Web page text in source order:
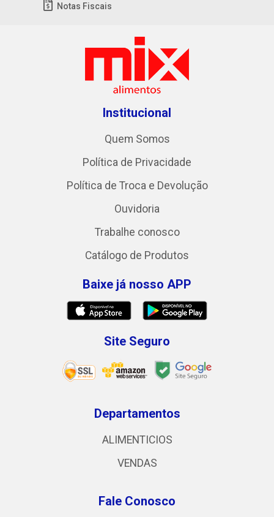
Notas Fiscais
Institucional
Quem Somos
Política de Privacidade
Política de Troca e Devolução
Ouvidoria
Trabalhe conosco
Catálogo de Produtos
Baixe já nosso APP
Site Seguro
Departamentos
ALIMENTICIOS
VENDAS
Fale Conosco